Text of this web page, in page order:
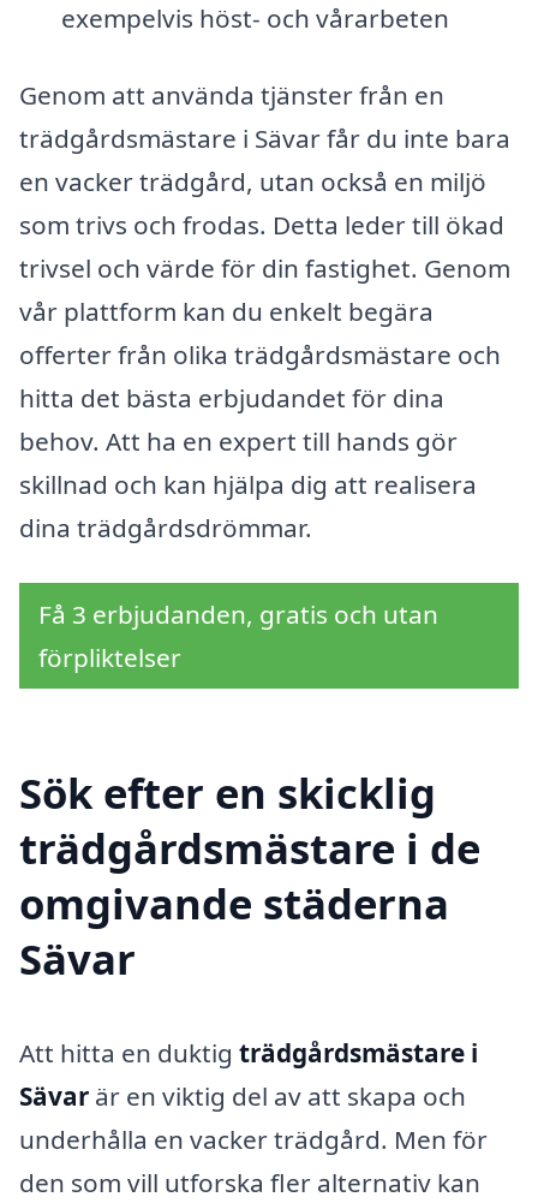
exempelvis höst- och vårarbeten
Genom att använda tjänster från en
trädgårdsmästare i Sävar får du inte bara
en vacker trädgård, utan också en miljö
som trivs och frodas. Detta leder till ökad
trivsel och värde för din fastighet. Genom
vår plattform kan du enkelt begära
offerter från olika trädgårdsmästare och
hitta det bästa erbjudandet för dina
behov. Att ha en expert till hands gör
skillnad och kan hjälpa dig att realisera
dina trädgårdsdrömmar.
Få 3 erbjudanden, gratis och utan
förpliktelser
Sök efter en skicklig
trädgårdsmästare i de
omgivande städerna
Sävar
Att hitta en duktig trädgårdsmästare i
Sävar är en viktig del av att skapa och
underhålla en vacker trädgård. Men för
den som vill utforska fler alternativ kan